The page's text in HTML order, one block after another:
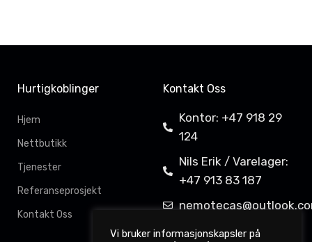
Hurtigkoblinger
Hjem
Nettbutikk
Tjenester
Referanseprosjekt
Kontakt Oss
Kontakt Oss
Kontor: +47 918 29
124
Nils Erik / Varelager:
+47 913 83 187
Davit Gahkkorluodda
Vi bruker informasjonskapsler på